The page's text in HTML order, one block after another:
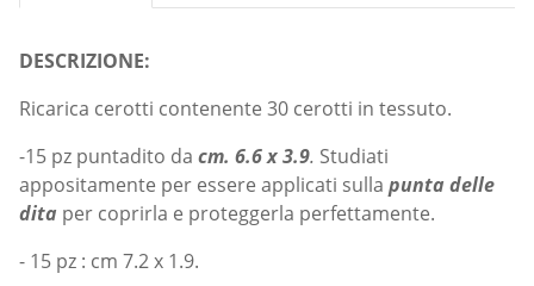
DESCRIZIONE:
Ricarica cerotti contenente 30 cerotti in tessuto.
-15 pz puntadito da cm. 6.6 x 3.9. Studiati
appositamente per essere applicati sulla punta delle
dita per coprirla e proteggerla perfettamente.
- 15 pz : cm 7.2 x 1.9.